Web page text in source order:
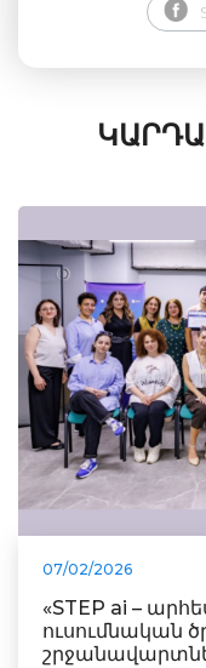
07/02/2026
«STEP ai –
ուսումնական